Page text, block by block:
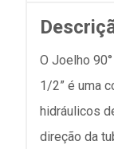
O Joelho
1/2” é uma
hidráulicos
direção da